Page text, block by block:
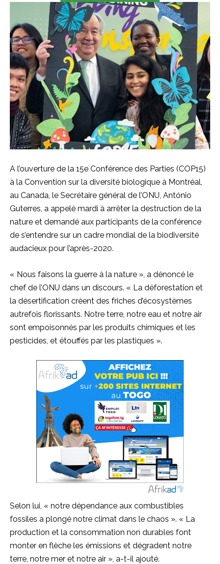
A l’ouverture de la 15e Conférence des Parties (COP15)
à la Convention sur la diversité biologique à Montréal,
au Canada, le Secrétaire général de l’ONU, António
Guterres, a appelé mardi à arrêter la destruction de la
nature et demandé aux participants de la conférence
de s’entendre sur un cadre mondial de la biodiversité
audacieux pour l’après-2020.
« Nous faisons la guerre à la nature », a dénoncé le
chef de l’ONU dans un discours. « La déforestation et
la désertification créent des friches d’écosystèmes
autrefois florissants. Notre terre, notre eau et notre air
sont empoisonnés par les produits chimiques et les
pesticides, et étouffés par les plastiques ».
Selon lui, « notre dépendance aux combustibles
fossiles a plongé notre climat dans le chaos ». « La
production et la consommation non durables font
monter en flèche les émissions et dégradent notre
terre, notre mer et notre air », a-t-il ajouté.